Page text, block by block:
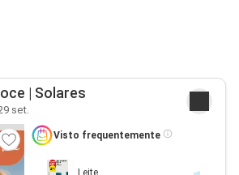
| Solares
set.
Visto frequentemente
Leite